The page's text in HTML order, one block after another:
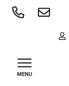
Aller
MENU